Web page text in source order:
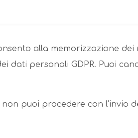
alla memorizzazione
dati personali GDPR. Puoi
puoi procedere con l'invio